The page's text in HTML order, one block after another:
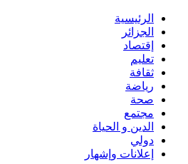
الرئيسية
الجزائر
إقتصاد
تعليم
ثقافة
رياضة
صحة
مجتمع
الدين و الحياة
دولي
إعلانات وإشهار